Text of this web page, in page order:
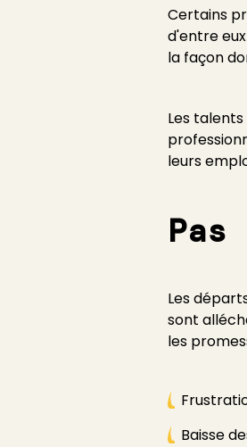
Certains
d'entre
la façon
Les
leurs
Les
sont
les
Baisse